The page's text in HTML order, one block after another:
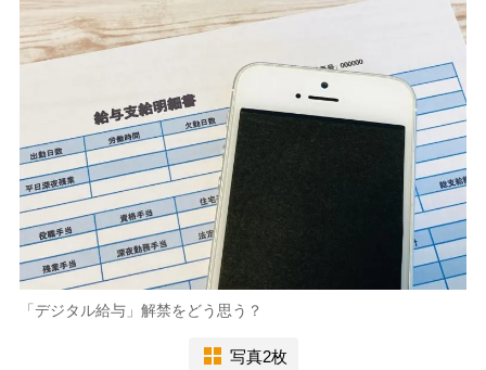
「デジタル給与」解禁をどう思う？
写真2枚